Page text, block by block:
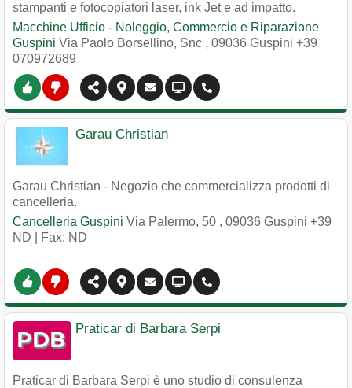
stampanti e fotocopiatori laser, ink Jet e ad impatto.
Macchine Ufficio - Noleggio, Commercio e Riparazione
Guspini Via Paolo Borsellino, Snc , 09036 Guspini +39
070972689
Garau Christian
Garau Christian - Negozio che commercializza prodotti di
cancelleria.
Cancelleria Guspini Via Palermo, 50 , 09036 Guspini +39
ND | Fax: ND
Praticar di Barbara Serpi
Praticar di Barbara Serpi è uno studio di consulenza